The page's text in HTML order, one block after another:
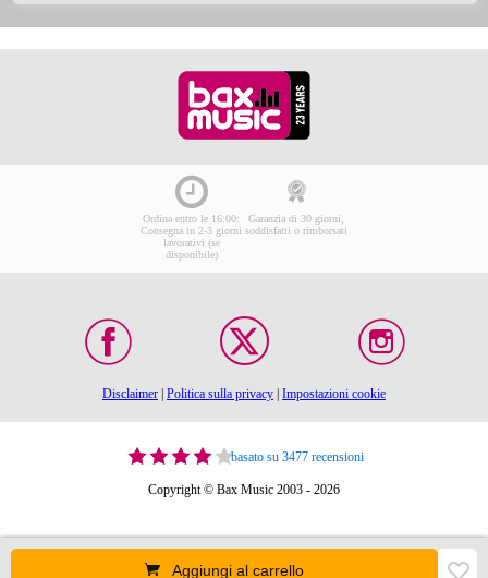
Aggiungi al carrello
Ordina entro le 16:00:
Consegna in 2-3 giorni
lavorativi (se
disponibile)
Garanzia di 30 giorni,
soddisfatti o rimborsati
Disclaimer | Politica sulla privacy | Impostazioni cookie
basato su 3477 recensioni
Copyright © Bax Music 2003 - 2026